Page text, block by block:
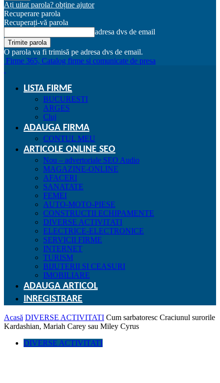
Ați uitat parola? obține ajutor
Recuperare parola
Recuperați-vă parola
adresa dvs de email
O parola va fi trimisă pe adresa dvs de email.
Firme 365, Catalog firme si comunicate de presa
LISTA FIRME
BUCURESTI
ARGES
Cluj
ADAUGA FIRMA
CONTUL MEU
ARTICOLE ONLINE SEO
Nou – advertoriale SEO Audio
MAGAZINE-ONLINE
AFACERI
SANATATE
FEMEI
AUTO-MOTO-PIESE
CONSTRUCTII ECHIPAMENTE
DIVERSE ACTIVITATI
ELECTRICE-ELECTRONICE
SERVICII FIRME
INTERNET
TURISM
BIJUTERII SI CEASURI
IMOBILIARE
ADAUGA ARTICOL
INREGISTRARE
Acasă DIVERSE ACTIVITATI Cum sarbatoresc Craciunul surorile
Kardashian, Mariah Carey sau Miley Cyrus
DIVERSE ACTIVITATI